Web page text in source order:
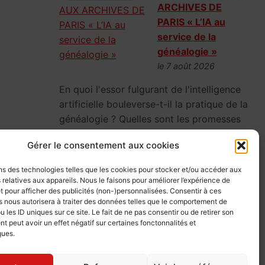
Gérer le consentement aux cookies
des technologies telles que les cookies pour stocker et/ou accéder aux
aux appareils. Nous le faisons pour améliorer l’expérience de
pour afficher des publicités (non-)personnalisées. Consentir à ces
nous autorisera à traiter des données telles que le comportement de
les ID uniques sur ce site. Le fait de ne pas consentir ou de retirer son
peut avoir un effet négatif sur certaines fonctonnalités et
ARCHIVES DE
PARIS « L’IA au
service de la
généalogie »
le 7 août 2026
En quoi l'essor fulgurant de l'intelligence
artificielle bouleverse-t-il la pratique de la
généalogie ? Quelles sont les promesses
CONFERENCE AUX
ARCHIVES DE
PARIS « Enquêtes